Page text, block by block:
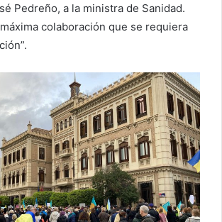
Pedreño, a la ministra de Sanidad.
colaboración que se requiera